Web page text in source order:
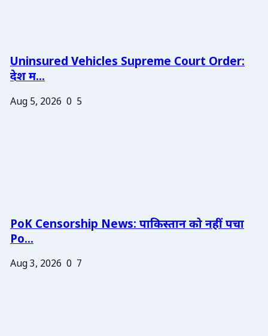
Uninsured Vehicles Supreme Court Order:
देश म...
Aug 5, 2026 0 5
PoK Censorship News: पाकिस्तान को नहीं पचा
Po...
Aug 3, 2026 0 7